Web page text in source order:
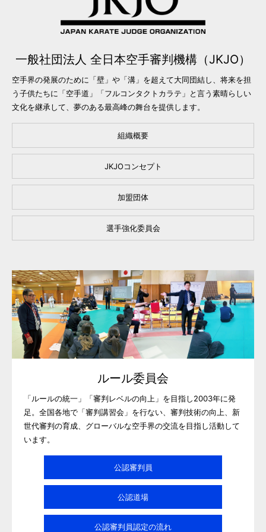
一般社団法人 全日本空手審判機構（JKJO）
空手界の発展のために「壁」や「溝」を超えて大同団結し、将来を担
う子供たちに「空手道」「フルコンタクトカラテ」と言う素晴らしい
文化を継承して、夢のある最高峰の舞台を提供します。
組織概要
JKJOコンセプト
加盟団体
選手強化委員会
ルール委員会
「ルールの統一」「審判レベルの向上」を目指し2003年に発
足。全国各地で「審判講習会」を行ない、審判技術の向上、新
世代審判の育成、グローバルな空手界の交流を目指し活動して
います。
公認審判員
公認道場
公認審判員認定の流れ